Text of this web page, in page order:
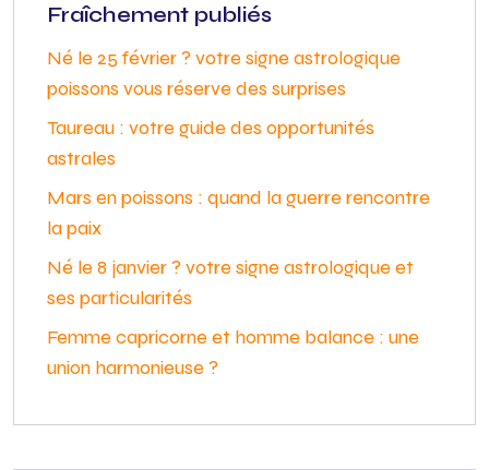
Fraîchement publiés
Né le 25 février ? votre signe astrologique
poissons vous réserve des surprises
Taureau : votre guide des opportunités
astrales
Mars en poissons : quand la guerre rencontre
la paix
Né le 8 janvier ? votre signe astrologique et
ses particularités
Femme capricorne et homme balance : une
union harmonieuse ?